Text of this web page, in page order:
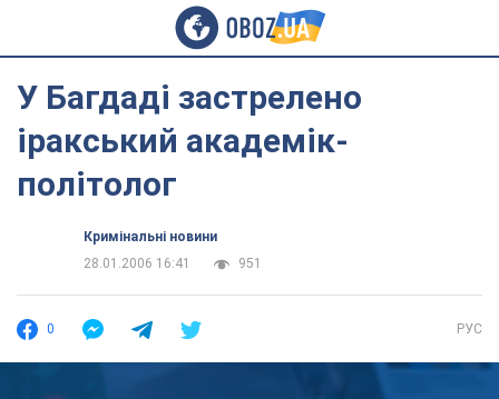
У Багдаді застрелено
іракський академік-
політолог
Кримінальні новини
28.01.2006 16:41
951
0 РУС